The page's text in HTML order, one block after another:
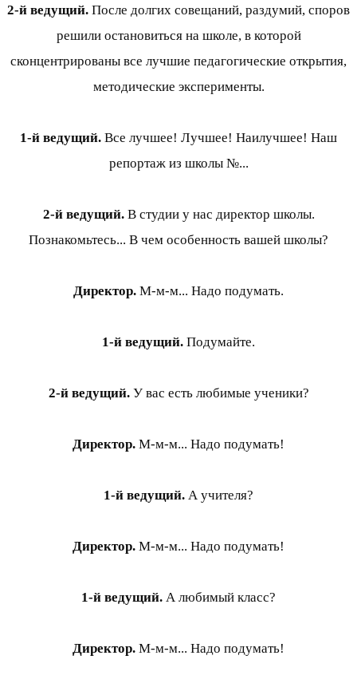
2-й ведущий. После долгих совещаний, раздумий, споров
решили остановиться на школе, в которой
сконцентрированы все лучшие педагогические открытия,
методические эксперименты.
1-й ведущий. Все лучшее! Лучшее! Наилучшее! Наш
репортаж из школы №...
2-й ведущий.В студии у нас директор школы.
Познакомьтесь... В чем особенность вашей школы?
Директор. М-м-м... Надо подумать.
1-й ведущий. Подумайте.
2-й ведущий.У вас есть любимые ученики?
Директор. М-м-м... Надо подумать!
1-й ведущий. А учителя?
Директор. М-м-м... Надо подумать!
1-й ведущий. А любимый класс?
Директор. М-м-м... Надо подумать!